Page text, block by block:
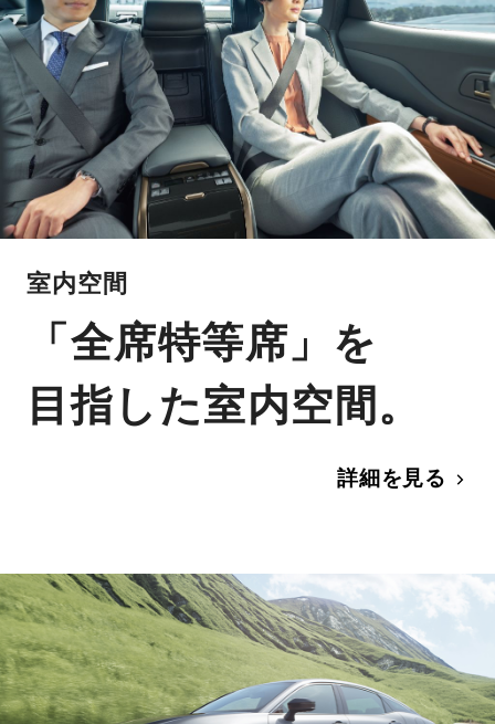
室内空間
「全席特等席」を
目指した室内空間。
詳細を見る